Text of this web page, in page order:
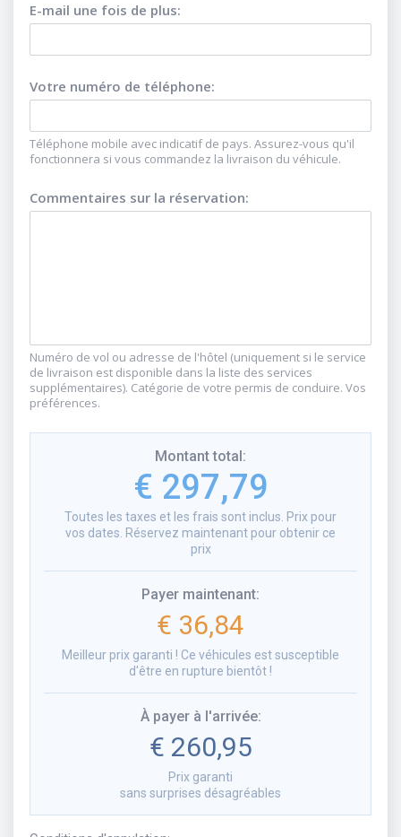
E-mail une fois de plus:
Votre numéro de téléphone:
Téléphone mobile avec indicatif de pays. Assurez-vous qu'il
fonctionnera si vous commandez la livraison du véhicule.
Commentaires sur la réservation:
Numéro de vol ou adresse de l'hôtel (uniquement si le service
de livraison est disponible dans la liste des services
supplémentaires). Catégorie de votre permis de conduire. Vos
préférences.
Montant total:
€ 297,79
Toutes les taxes et les frais sont inclus. Prix pour
vos dates. Réservez maintenant pour obtenir ce
prix
Payer maintenant:
€ 36,84
Meilleur prix garanti ! Ce véhicules est susceptible
d'être en rupture bientôt !
À payer à l'arrivée:
€ 260,95
Prix garanti
sans surprises désagréables